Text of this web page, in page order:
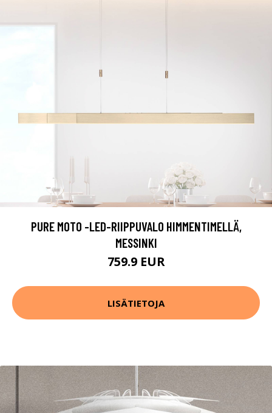
PURE MOTO -LED-RIIPPUVALO HIMMENTIMELLÄ,
MESSINKI
759.9 EUR
LISÄTIETOJA